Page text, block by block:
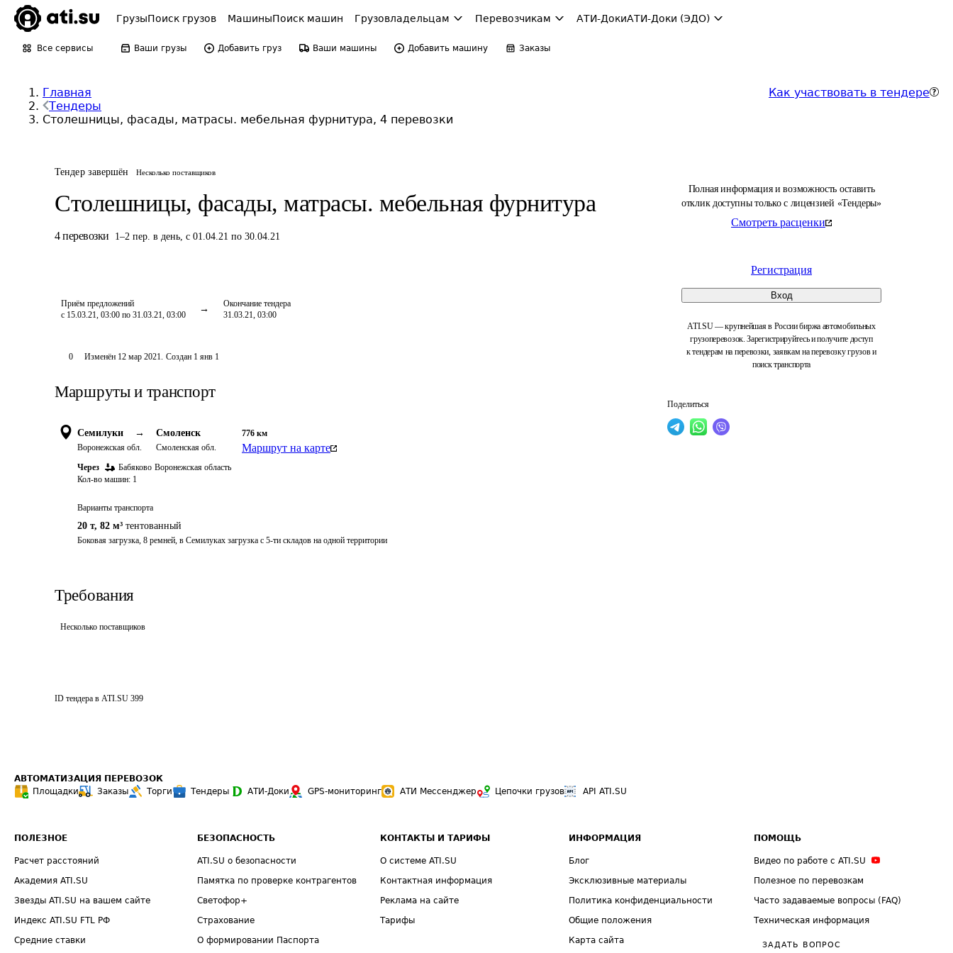
ГрузыПоиск грузов МашиныПоиск машин Грузовладельцам Перевозчикам АТИ-ДокиАТИ-Доки (ЭДО)
Все сервисы Ваши грузы Добавить груз Ваши машины Добавить машину Заказы
Главная
Тендеры
Столешницы, фасады, матрасы. мебельная фурнитура, 4 перевозки
Как участвовать в тендере
Тендер завершён Несколько поставщиков
Столешницы, фасады, матрасы. мебельная фурнитура
4 перевозки 1–2 пер. в день, с 01.04.21 по 30.04.21
Приём предложений
с 15.03.21, 03:00 по 31.03.21, 03:00
Окончание тендера
31.03.21, 03:00
Полная информация и возможность оставить
отклик доступны только с лицензией «Тендеры»
Смотреть расценки
Регистрация
Вход
ATI.SU — крупнейшая в России биржа автомобильных
грузоперевозок. Зарегистрируйтесь и получите доступ
к тендерам на перевозки, заявкам на перевозку грузов и
поиск транспорта
Поделиться
0 Изменён 12 мар 2021. Создан 1 янв 1
Маршруты и транспорт
Семилуки →
Воронежская обл.
Смоленск
Смоленская обл.
776 км
Маршрут на карте
Через Бабяково Воронежская область
Кол-во машин: 1
Варианты транспорта
20 т, 82 м³ тентованный
Боковая загрузка, 8 ремней, в Семилуках загрузка с 5-ти складов на одной территории
Требования
Несколько поставщиков
ID тендера в ATI.SU 399
АВТОМАТИЗАЦИЯ ПЕРЕВОЗОК
Площадки
Заказы Торги Тендеры АТИ-Доки GPS-мониторинг АТИ Мессенджер Цепочки грузов API ATI.SU
ПОЛЕЗНОЕ
Расчет расстояний
Академия ATI.SU
Звезды ATI.SU на вашем сайте
Индекс ATI.SU FTL РФ
Средние ставки
БЕЗОПАСНОСТЬ
ATI.SU о безопасности
Памятка по проверке контрагентов
Светофор+
Страхование
О формировании Паспорта
КОНТАКТЫ И ТАРИФЫ
О системе ATI.SU
Контактная информация
Реклама на сайте
Тарифы
ИНФОРМАЦИЯ
Блог
Эксклюзивные материалы
Политика конфиденциальности
Общие положения
Карта сайта
ПОМОЩЬ
Видео по работе с ATI.SU
Полезное по перевозкам
Часто задаваемые вопросы (FAQ)
Техническая информация
ЗАДАТЬ ВОПРОС